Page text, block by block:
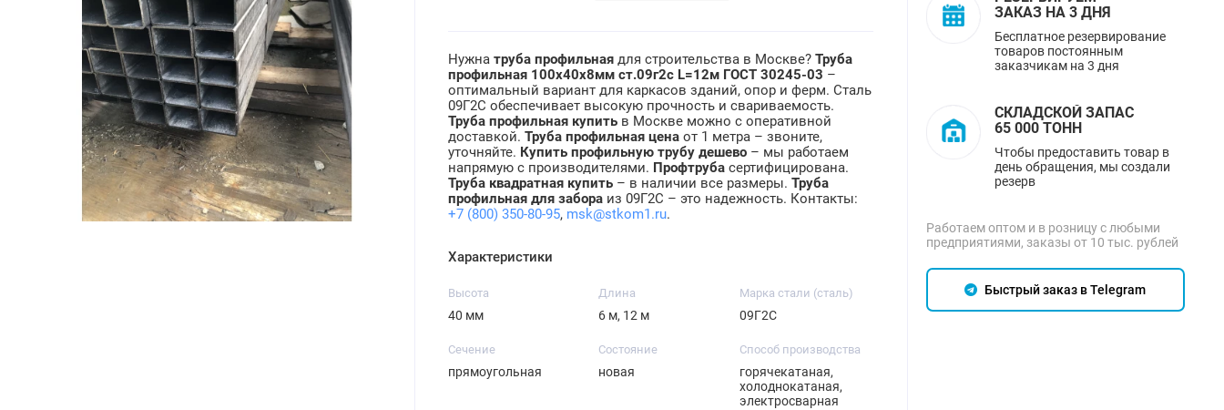
Нужнатруба профильная для строительства в Москве?Труба
профильная 100х40х8мм ст.09г2с L=12м ГОСТ 30245-03 –
оптимальный вариант для каркасов зданий, опор и ферм. Сталь
09Г2С обеспечивает высокую прочность и свариваемость.
Труба профильная купить в Москве можно с оперативной
доставкой.Труба профильная цена от 1 метра – звоните,
уточняйте. Купить профильную трубу дешево – мы работаем
напрямую с производителями. Профтруба сертифицирована.
Труба квадратная купить – в наличии все размеры.Труба
профильная для забора из 09Г2С – это надежность. Контакты:
+7 (800) 350-80-95, msk@stkom1.ru.
Характеристики
Высота
40 мм
Длина
6 м, 12 м
Марка стали (сталь)
09Г2С
Сечение
прямоугольная
Состояние
новая
Способ производства
горячекатаная,
холоднокатаная,
электросварная
ЗАКАЗ НА 3 ДНЯ
Бесплатное резервирование
товаров постоянным
заказчикам на 3 дня
СКЛАДСКОЙ ЗАПАС
65 000 ТОНН
Чтобы предоставить товар в
день обращения, мы создали
резерв
Работаем оптом и в розницу с любыми
предприятиями, заказы от 10 тыс. рублей
Быстрый заказ в Telegram